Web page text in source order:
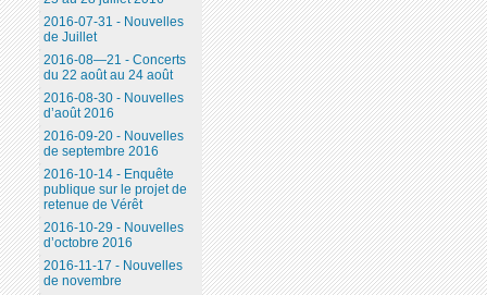
2016-07-31 - Nouvelles
de Juillet
2016-08—21 - Concerts
du 22 août au 24 août
2016-08-30 - Nouvelles
d’août 2016
2016-09-20 - Nouvelles
de septembre 2016
2016-10-14 - Enquête
publique sur le projet de
retenue de Vérêt
2016-10-29 - Nouvelles
d’octobre 2016
2016-11-17 - Nouvelles
de novembre